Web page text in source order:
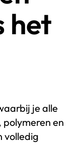
het
je alle
en
volledig